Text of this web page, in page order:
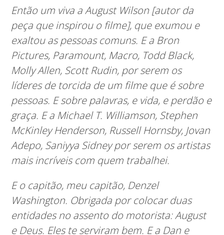
Então um viva a August Wilson [autor da
peça que inspirou o filme], que exumou e
exaltou as pessoas comuns. E a Bron
Pictures, Paramount, Macro, Todd Black,
Molly Allen, Scott Rudin, por serem os
líderes de torcida de um filme que é sobre
pessoas. E sobre palavras, e vida, e perdão e
graça. E a Michael T. Williamson, Stephen
McKinley Henderson, Russell Hornsby, Jovan
Adepo, Saniyya Sidney por serem os artistas
mais incríveis com quem trabalhei.
E o capitão, meu capitão, Denzel
Washington. Obrigada por colocar duas
entidades no assento do motorista: August
e Deus. Eles te serviram bem. E a Dan e